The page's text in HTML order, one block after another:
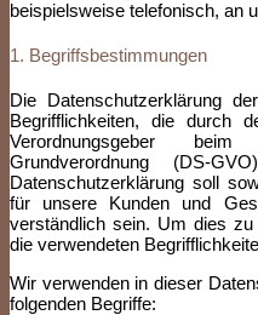
beispielsweise telefonisch, an
1. Begriffsbestimmungen
Die Datenschutzerklärung
Begrifflichkeiten, die durch
Verordnungsgeber
Grundverordnung (DS-
Datenschutzerklärung soll
für unsere Kunden und
verständlich sein. Um dies
die verwendeten
Wir verwenden in dieser
folgenden Begriffe: